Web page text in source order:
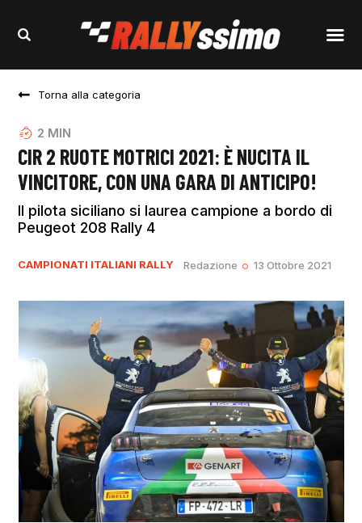
Torna alla categoria
2 MIN
CIR 2 RUOTE MOTRICI 2021: È NUCITA IL
VINCITORE, CON UNA GARA DI ANTICIPO!
Il pilota siciliano si laurea campione a bordo di
Peugeot 208 Rally 4
CAMPIONATI ITALIANI RALLY Redazione 13 Ottobre 2021